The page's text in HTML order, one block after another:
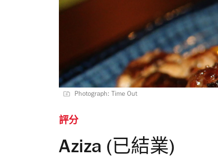
Photograph: Time Out
評分
Aziza (已結業)